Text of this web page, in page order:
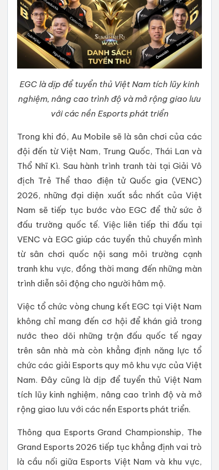
EGC là dịp để tuyển thủ Việt Nam tích lũy kinh
nghiệm, nâng cao trình độ và mở rộng giao lưu
với các nền Esports phát triển
Trong khi đó, Au Mobile sẽ là sân chơi của các
đội đến từ Việt Nam, Trung Quốc, Thái Lan và
Thổ Nhĩ Kì. Sau hành trình tranh tài tại Giải Vô
địch Trẻ Thể thao điện tử Quốc gia (VENC)
2026, những đại diện xuất sắc nhất của Việt
Nam sẽ tiếp tục bước vào EGC để thử sức ở
đấu trường quốc tế. Việc liên tiếp thi đấu tại
VENC và EGC giúp các tuyển thủ chuyển mình
từ sân chơi quốc nội sang môi trường cạnh
tranh khu vực, đồng thời mang đến những màn
trình diễn sôi động cho người hâm mộ.
Việc tổ chức vòng chung kết EGC tại Việt Nam
không chỉ mang đến cơ hội để khán giả trong
nước theo dõi những trận đấu quốc tế ngay
trên sân nhà mà còn khẳng định năng lực tổ
chức các giải Esports quy mô khu vực của Việt
Nam. Đây cũng là dịp để tuyển thủ Việt Nam
tích lũy kinh nghiệm, nâng cao trình độ và mở
rộng giao lưu với các nền Esports phát triển.
Thông qua Esports Grand Championship, The
Grand Esports 2026 tiếp tục khẳng định vai trò
là cầu nối giữa Esports Việt Nam và khu vực,